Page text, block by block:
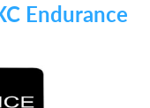
Endurance